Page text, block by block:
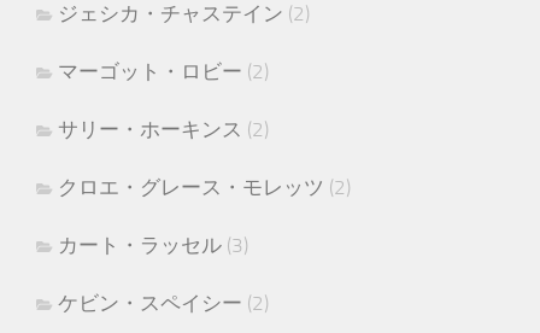
ジェシカ・チャステイン (2)
マーゴット・ロビー (2)
サリー・ホーキンス (2)
クロエ・グレース・モレッツ (2)
カート・ラッセル (3)
ケビン・スペイシー (2)